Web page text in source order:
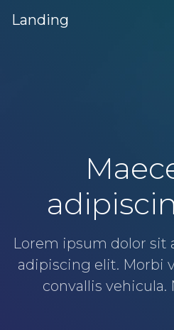
Landing
Lorem ipsum dolor sit
adipiscing elit. Morbi
convallis vehicula.